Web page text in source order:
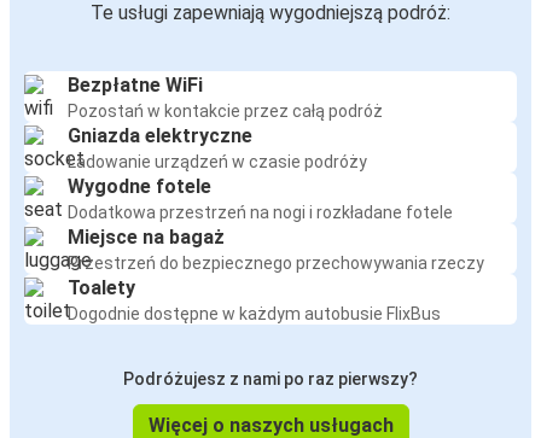
Te usługi zapewniają wygodniejszą podróż:
Bezpłatne WiFi
Pozostań w kontakcie przez całą podróż
Gniazda elektryczne
Ładowanie urządzeń w czasie podróży
Wygodne fotele
Dodatkowa przestrzeń na nogi i rozkładane fotele
Miejsce na bagaż
Przestrzeń do bezpiecznego przechowywania rzeczy
Toalety
Dogodnie dostępne w każdym autobusie FlixBus
Podróżujesz z nami po raz pierwszy?
Więcej o naszych usługach